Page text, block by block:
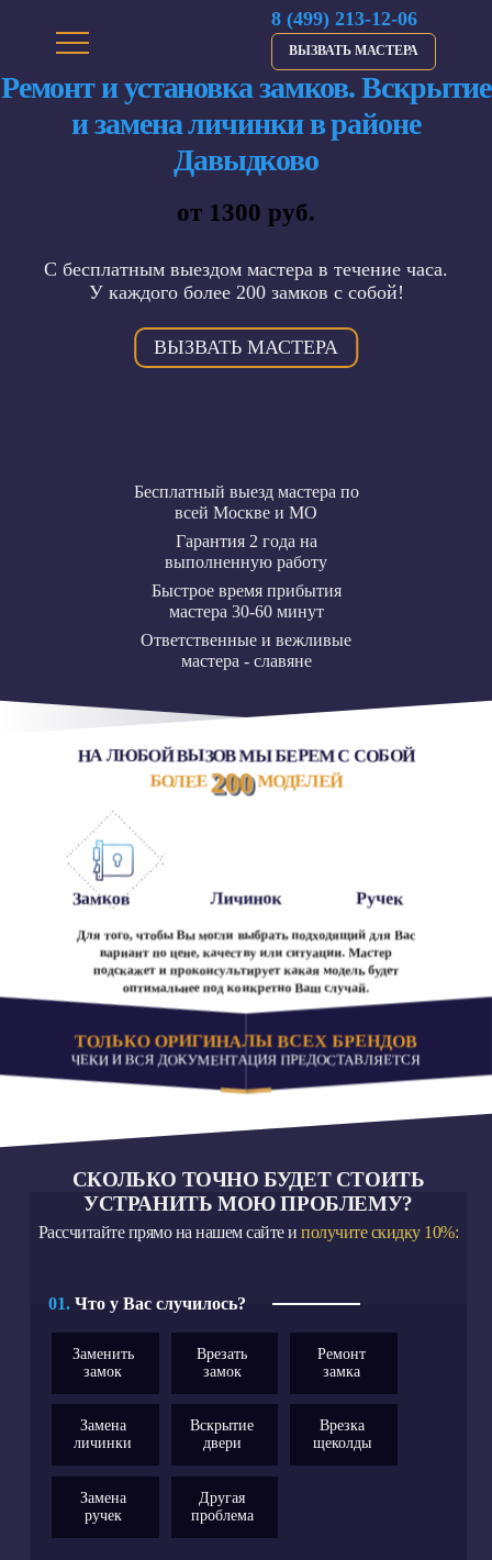
8 (499) 213-12-06
ВЫЗВАТЬ МАСТЕРА
Ремонт и установка замков. Вскрытие
и замена личинки в районе
Давыдково
от 1300 руб.
С бесплатным выездом мастера в течение часа.
У каждого более 200 замков с собой!
ВЫЗВАТЬ МАСТЕРА
Бесплатный выезд мастера по
всей Москве и МО
Гарантия 2 года на
выполненную работу
Быстрое время прибытия
мастера 30-60 минут
Ответственные и вежливые
мастера - славяне
НА ЛЮБОЙ ВЫЗОВ МЫ БЕРЕМ С СОБОЙ
БОЛЕЕ200МОДЕЛЕЙ
Замков Личинок Ручек
Для того, чтобы Вы могли выбрать подходящий для Вас
вариант по цене, качеству или ситуации. Мастер
подскажет и проконсультирует какая модель будет
оптимальнее под конкретно Ваш случай.
ТОЛЬКО ОРИГИНАЛЫ ВСЕХ БРЕНДОВ
ЧЕКИ И ВСЯ ДОКУМЕНТАЦИЯ ПРЕДОСТАВЛЯЕТСЯ
СКОЛЬКО ТОЧНО БУДЕТ СТОИТЬ
УСТРАНИТЬ МОЮ ПРОБЛЕМУ?
Рассчитайте прямо на нашем сайте иполучите скидку 10%:
01. Что у Вас случилось?
Заменить
замок
Врезать
замок
Ремонт
замка
Замена
личинки
Вскрытие
двери
Врезка
щеколды
Замена
ручек
Другая
проблема